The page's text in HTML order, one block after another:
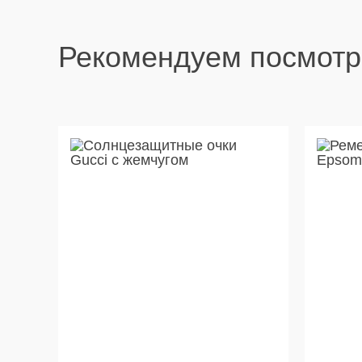
Рекомендуем